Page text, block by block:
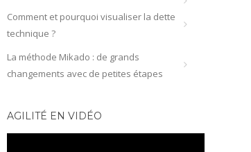
Comment et pourquoi visualiser la dette
technique ?
La méthode Mikado : de grands
changements avec de petites étapes
AGILITÉ EN VIDÉO